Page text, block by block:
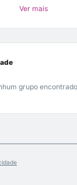
Ver mais
grupo encontrado